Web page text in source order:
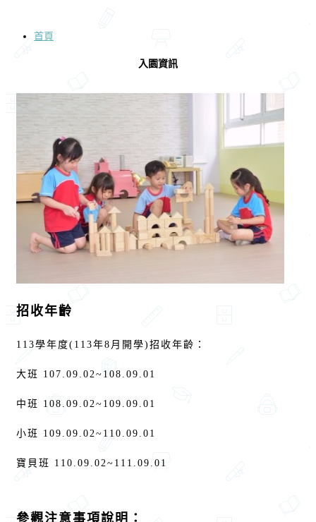
首頁
入園資訊
招收年齡
113學年度(113年8月開學)招收年齡：
大班 107.09.02~108.09.01
中班 108.09.02~109.09.01
小班 109.09.02~110.09.01
寶貝班 110.09.02~111.09.01
參觀注意事項說明：